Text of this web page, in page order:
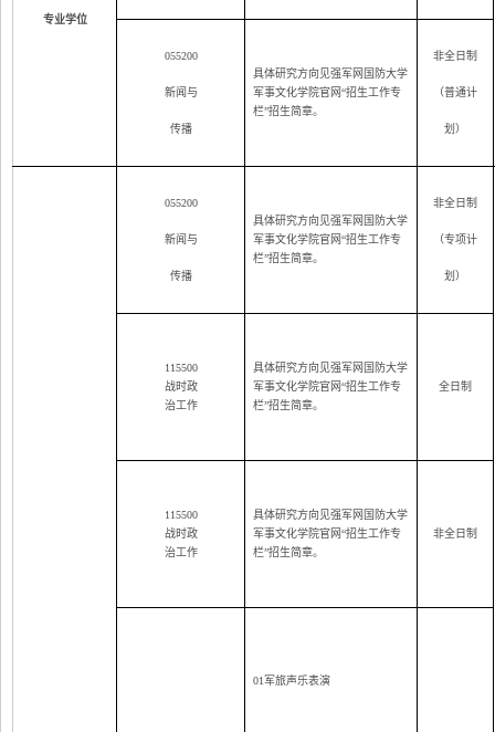
专业学位
055200
新闻与
传播
具体研究方向见强军网国防大学
军事文化学院官网“招生工作专
栏”招生简章。
非全日制
（普通计
划）
055200
新闻与
传播
具体研究方向见强军网国防大学
军事文化学院官网“招生工作专
栏”招生简章。
非全日制
（专项计
划）
115500
战时政
治工作
具体研究方向见强军网国防大学
军事文化学院官网“招生工作专
栏”招生简章。
全日制
115500
战时政
治工作
具体研究方向见强军网国防大学
军事文化学院官网“招生工作专
栏”招生简章。
非全日制
01军旅声乐表演